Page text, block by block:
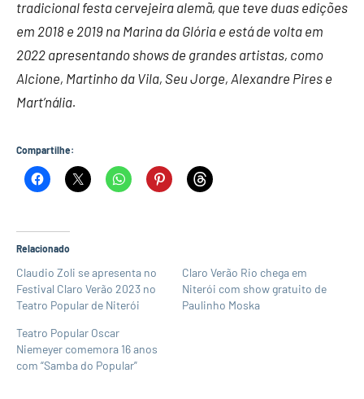
tradicional festa cervejeira alemã, que teve duas edições
em 2018 e 2019 na Marina da Glória e está de volta em
2022 apresentando shows de grandes artistas, como
Alcione, Martinho da Vila, Seu Jorge, Alexandre Pires e
Mart’nália.
Compartilhe:
Relacionado
Claudio Zoli se apresenta no
Festival Claro Verão 2023 no
Teatro Popular de Niterói
Claro Verão Rio chega em
Niterói com show gratuito de
Paulinho Moska
Teatro Popular Oscar
Niemeyer comemora 16 anos
com “Samba do Popular”